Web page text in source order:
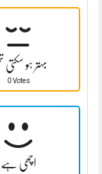
بہتر ہو سکتی
0 Votes
اچھی ہے